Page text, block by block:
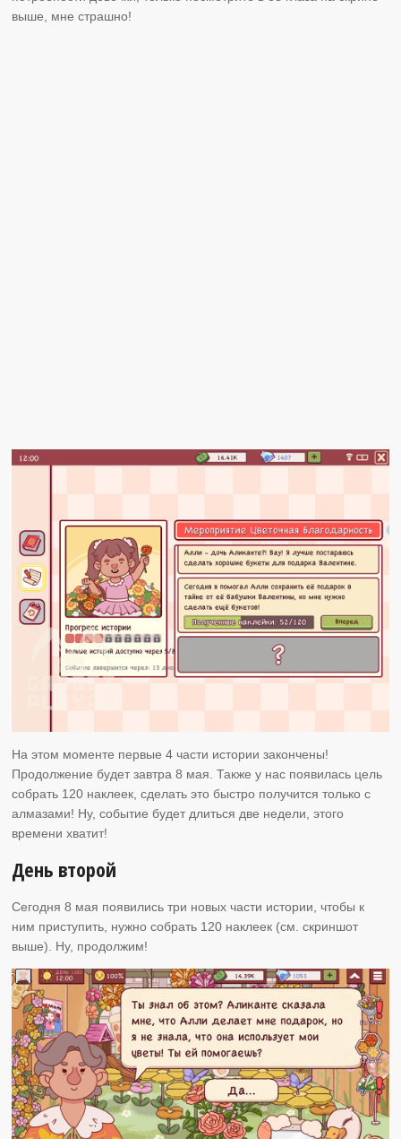
выше, мне страшно!
На этом моменте первые 4 части истории закончены!
Продолжение будет завтра 8 мая. Также у нас появилась цель
собрать 120 наклеек, сделать это быстро получится только с
алмазами! Ну, событие будет длиться две недели, этого
времени хватит!
День второй
Сегодня 8 мая появились три новых части истории, чтобы к
ним приступить, нужно собрать 120 наклеек (см. скриншот
выше). Ну, продолжим!